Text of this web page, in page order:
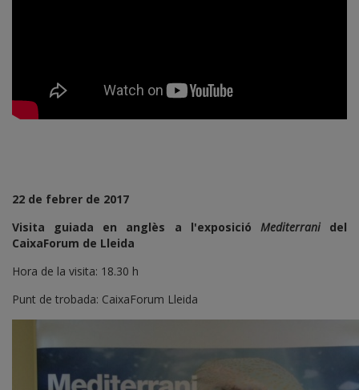
22 de febrer de 2017
Visita guiada en anglès a l'exposició Mediterranidel
CaixaForum de Lleida
Hora de la visita: 18.30 h
Punt de trobada: CaixaForum Lleida